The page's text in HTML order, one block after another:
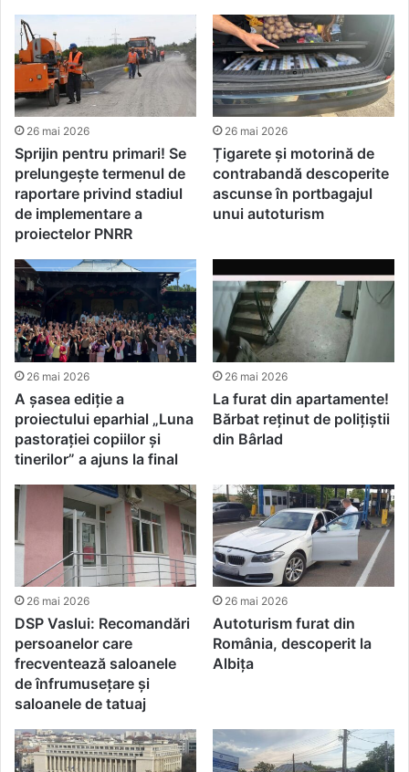
26 mai 2026
Sprijin pentru primari! Se
prelungește termenul de
raportare privind stadiul
de implementare a
proiectelor PNRR
26 mai 2026
Țigarete și motorină de
contrabandă descoperite
ascunse în portbagajul
unui autoturism
26 mai 2026
A șasea ediție a
proiectului eparhial „Luna
pastorației copiilor și
tinerilor” a ajuns la final
26 mai 2026
La furat din apartamente!
Bărbat reținut de polițiștii
din Bârlad
26 mai 2026
DSP Vaslui: Recomandări
persoanelor care
frecventează saloanele
de înfrumuseţare şi
saloanele de tatuaj
26 mai 2026
Autoturism furat din
România, descoperit la
Albița